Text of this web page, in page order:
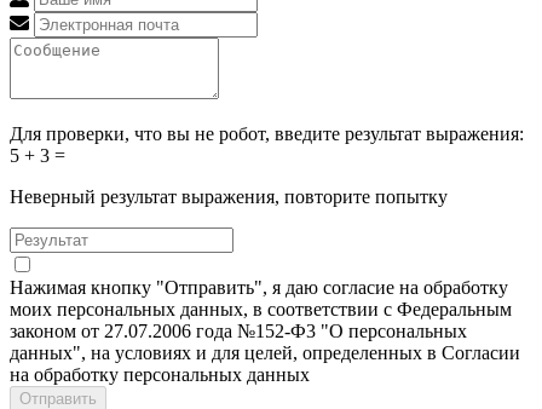
Для проверки, что вы не робот, введите результат выражения:
5 + 3 =
Неверный результат выражения, повторите попытку
Нажимая кнопку "Отправить", я даю согласие на обработку
моих персональных данных, в соответствии с Федеральным
законом от 27.07.2006 года №152-Ф3 "О персональных
данных", на условиях и для целей, определенных в Согласии
на обработку персональных данных
Отправить